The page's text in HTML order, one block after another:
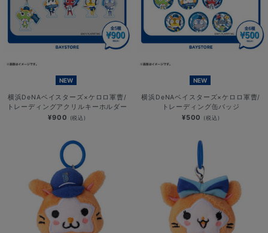
NEW
横浜DeNAベイスターズ×ケロロ軍曹/
トレーディングアクリルキーホルダー
¥900 (税込)
NEW
横浜DeNAベイスターズ×ケロロ軍曹/
トレーディング缶バッジ
¥500 (税込)